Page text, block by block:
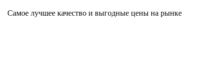
Самое лучшее качество и выгодные цены на рынке